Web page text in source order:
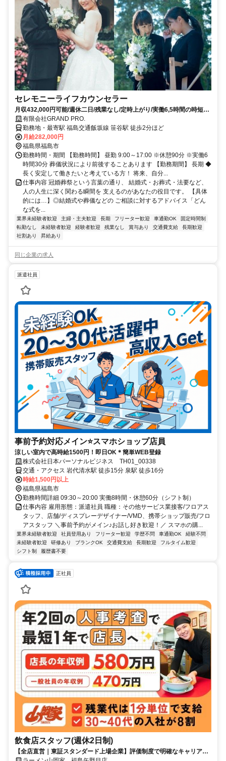
セレモニーライフカウンセラー
月収432,000円可能/週休二日/残業なし/定時上がり/実働6,5時間の時短社
員/昇給あり/賞与年2回あり
有限会社GRAND PRO.
勤務地・最寄駅 福島交通飯坂線 笹谷駅 徒歩2分ほど
月給282,000円
福島県福島市
勤務時間・期間 【勤務時間】 昼勤 9:00～17:00 ※休憩90分 ※実働6
時間30分 葬儀状況により前後することあります 【勤務期間】 長期 ◆
長く安定して働きたいと考えている方！ 将来、自分...
仕事内容 冠婚葬祭という言葉の通り、 結婚式・お葬式・法要など、
人の人生に深く関わる瞬間を 支えるのがあなたの役目です。 【具体
的には…】◎結婚式や葬儀などの ご相談に対するアドバイス「どん
な式を...
業界未経験者歓迎 主婦・主夫歓迎 長期 フリーター歓迎 車通勤OK
固定時間制
転勤なし
未経験者歓迎 経験者歓迎 残業なし 賞与あり 交通費支給
長期歓迎
社割あり
昇給あり
同じ企業の求人
派遣社員
事前予約対応メイン⭐スマホショップ店員
涼しい室内で高時給1500円！即日OK＊簡単WEB登録
株式会社日本パーソナルビジネス TH01_00338
交通・アクセス 岩代清水駅 徒歩15分 泉駅 徒歩16分
時給1,500円以上
福島県福島市
勤務時間詳細 09:30～20:00 実働8時間・休憩60分（シフト制）
仕事内容 雇用形態：派遣社員 職種：その他サービス業接客/フロアス
タッフ、店舗/ディスプレーデザイナー/VMD、携帯ショップ販売/フロ
アスタッフ ＼事前予約がメイン♪お話し好き歓迎！／ スマホの購...
業界未経験者歓迎 社員登用あり フリーター歓迎 学歴不問 車通勤OK
経験不問
未経験者歓迎
研修あり ブランクOK 交通費支給 長期歓迎
フルタイム歓迎
シフト制
履歴書不要
正社員
飲食店スタッフ(週休2日制)
【全店直営｜東証スタンダード上場企業】評価制度で明確なキャリア形